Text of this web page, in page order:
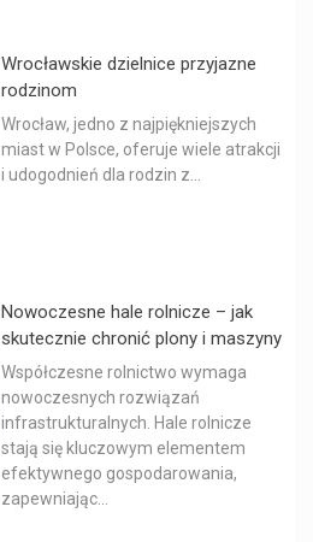
Wrocławskie dzielnice przyjazne
rodzinom
Wrocław, jedno z najpiękniejszych
miast w Polsce, oferuje wiele atrakcji
i udogodnień dla rodzin z...
Nowoczesne hale rolnicze – jak
skutecznie chronić plony i maszyny
Współczesne rolnictwo wymaga
nowoczesnych rozwiązań
infrastrukturalnych. Hale rolnicze
stają się kluczowym elementem
efektywnego gospodarowania,
zapewniając...